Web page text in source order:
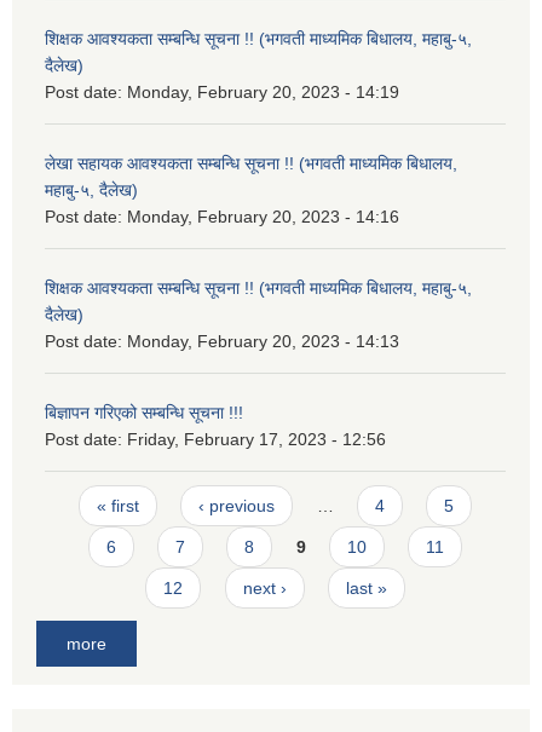
शिक्षक आवश्यकता सम्बन्धि सूचना !! (भगवती माध्यमिक बिधालय, महाबु-५,
दैलेख)
Post date: Monday, February 20, 2023 - 14:19
लेखा सहायक आवश्यकता सम्बन्धि सूचना !! (भगवती माध्यमिक बिधालय,
महाबु-५, दैलेख)
Post date: Monday, February 20, 2023 - 14:16
शिक्षक आवश्यकता सम्बन्धि सूचना !! (भगवती माध्यमिक बिधालय, महाबु-५,
दैलेख)
Post date: Monday, February 20, 2023 - 14:13
बिज्ञापन गरिएको सम्बन्धि सूचना !!!
Post date: Friday, February 17, 2023 - 12:56
Pages
« first ‹ previous 4 5
6 7 8 9 10 11
12 next › last »
more